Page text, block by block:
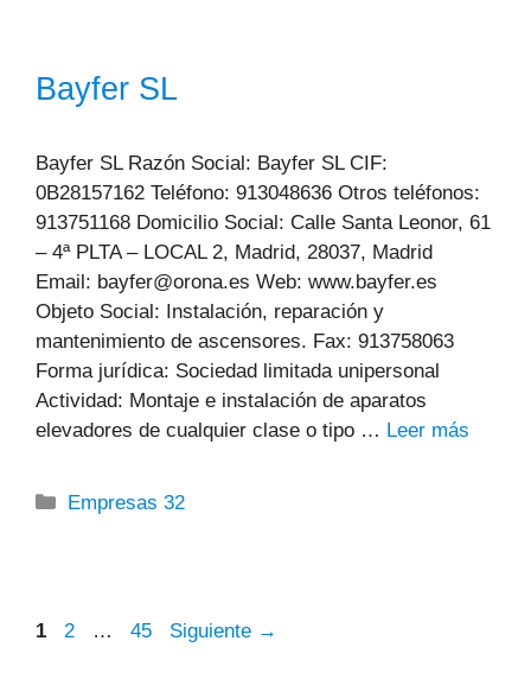
Bayfer SL
Bayfer SL Razón Social: Bayfer SL CIF:
0B28157162 Teléfono: 913048636 Otros teléfonos:
913751168 Domicilio Social: Calle Santa Leonor, 61
– 4ª PLTA – LOCAL 2, Madrid, 28037, Madrid
Email: bayfer@orona.es Web: www.bayfer.es
Objeto Social: Instalación, reparación y
mantenimiento de ascensores. Fax: 913758063
Forma jurídica: Sociedad limitada unipersonal
Actividad: Montaje e instalación de aparatos
elevadores de cualquier clase o tipo … Leer más
Categorías
Empresas 32
Página
1 Página
2 … Página
45 Siguiente →